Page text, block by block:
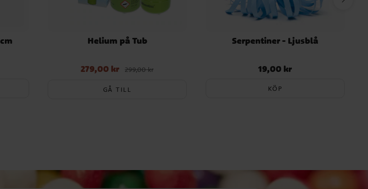
Helium på Tub
Nuvarande pris:279,00 krTidigare pris
299,00 kr
279,00 kr 299,00 kr
GÅ TILL
Serpentiner - Ljusblå
Pris:19,00 kr
19,00 kr
KÖP